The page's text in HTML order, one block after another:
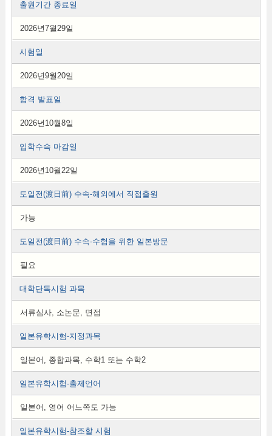
출원기간 종료일
2026년7월29일
시험일
2026년9월20일
합격 발표일
2026년10월8일
입학수속 마감일
2026년10월22일
도일전(渡日前) 수속-해외에서 직접출원
가능
도일전(渡日前) 수속-수험을 위한 일본방문
필요
대학단독시험 과목
서류심사, 소논문, 면접
일본유학시험-지정과목
일본어, 종합과목, 수학1 또는 수학2
일본유학시험-출제언어
일본어, 영어 어느쪽도 가능
일본유학시험-참조할 시험